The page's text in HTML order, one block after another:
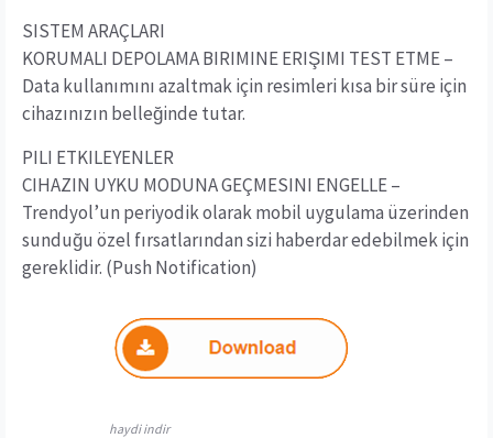
SISTEM ARAÇLARI
KORUMALI DEPOLAMA BIRIMINE ERIŞIMI TEST ETME –
Data kullanımını azaltmak için resimleri kısa bir süre için
cihazınızın belleğinde tutar.
PILI ETKILEYENLER
CIHAZIN UYKU MODUNA GEÇMESINI ENGELLE –
Trendyol’un periyodik olarak mobil uygulama üzerinden
sunduğu özel fırsatlarından sizi haberdar edebilmek için
gereklidir. (Push Notification)
haydi indir